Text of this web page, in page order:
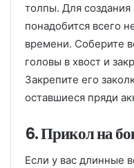
толпы. Для создания
понадобится всего
времени. Соберите
головы в хвост и
Закрепите его
оставшиеся пряди
6. Прикол на
Если у вас длинные